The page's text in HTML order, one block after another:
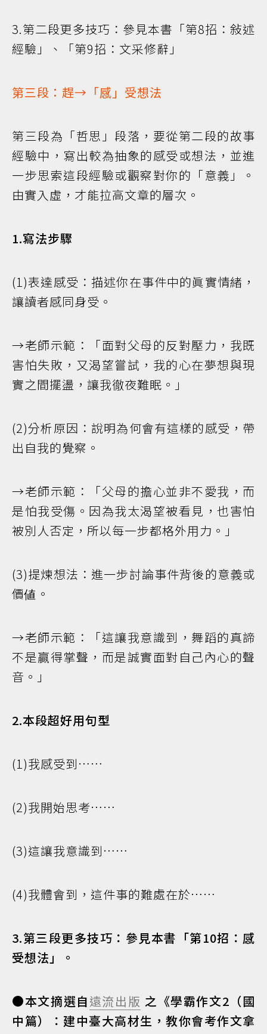
3.第二段更多技巧：參見本書「第8招：敍述
經驗」、「第9招：文采修辭」
第三段：趕→「感」受想法
第三段為「哲思」段落，要從第二段的故事
經驗中，寫出較為抽象的感受或想法，並進
一步思索這段經驗或觀察對你的「意義」。
由實入虛，才能拉高文章的層次。
1.寫法步驟
(1)表達感受：描述你在事件中的眞實情緒，
讓讀者感同身受。
→老師示範：「面對父母的反對壓力，我既
害怕失敗，又渴望嘗試，我的心在夢想與現
實之間擺盪，讓我徹夜難眠。」
(2)分析原因：說明為何會有這樣的感受，帶
出自我的覺察。
→老師示範：「父母的擔心並非不愛我，而
是怕我受傷。因為我太渴望被看見，也害怕
被別人否定，所以每一步都格外用力。」
(3)提煉想法：進一步討論事件背後的意義或
價値。
→老師示範：「這讓我意識到，舞蹈的真諦
不是贏得掌聲，而是誠實面對自己內心的聲
音。」
2.本段超好用句型
(1)我感受到……
(2)我開始思考……
(3)這讓我意識到……
(4)我體會到，這件事的難處在於……
3.第三段更多技巧：參見本書「第10招：感
受想法」。
●本文摘選自遠流出版 之《學霸作文2（國
中篇）：建中臺大高材生，教你會考作文拿